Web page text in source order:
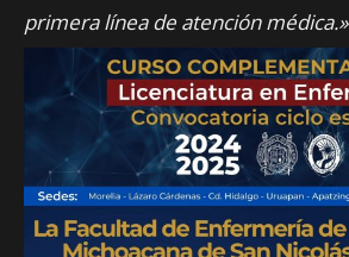
primera línea de atención médica.»